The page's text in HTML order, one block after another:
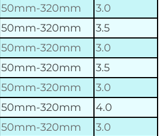
50mm-320mm
3.0
50mm-320mm
3.5
50mm-320mm
3.0
50mm-320mm
3.5
50mm-320mm
3.0
50mm-320mm
4.0
50mm-320mm
3.0